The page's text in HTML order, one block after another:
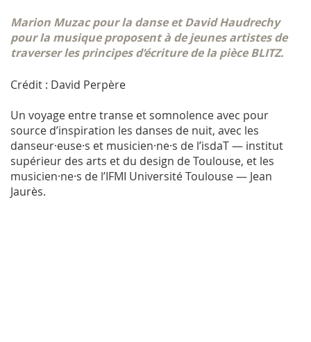
Marion Muzac pour la danse et David Haudrechy
pour la musique proposent à de jeunes artistes de
traverser les principes d’écriture de la pièce BLITZ.
Crédit : David Perpère
Un voyage entre transe et somnolence avec pour
source d’inspiration les danses de nuit, avec les
danseur·euse·s et musicien·ne·s de l’isdaT — institut
supérieur des arts et du design de Toulouse, et les
musicien·ne·s de l’IFMI Université Toulouse — Jean
Jaurès.